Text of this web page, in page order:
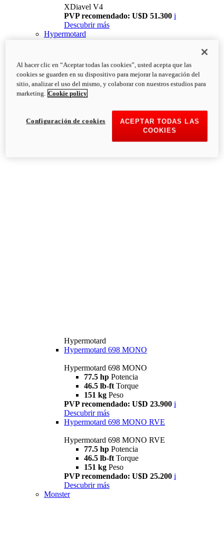
XDiavel V4
PVP recomendado: U$D 51.300 i
Descubrir más
Hypermotard
Hypermotard
Hypermotard 698 MONO
Hypermotard 698 MONO
77.5 hp Potencia
46.5 lb-ft Torque
151 kg Peso
PVP recomendado: U$D 23.900 i
Descubrir más
Hypermotard 698 MONO RVE
Hypermotard 698 MONO RVE
77.5 hp Potencia
46.5 lb-ft Torque
151 kg Peso
PVP recomendado: U$D 25.200 i
Descubrir más
Monster
Al hacer clic en “Aceptar todas las cookies”, usted acepta que las
cookies se guarden en su dispositivo para mejorar la navegación del
sitio, analizar el uso del mismo, y colaborar con nuestros estudios para
marketing. Cookie policy
ACEPTAR TODAS LAS
COOKIES
Configuración de cookies